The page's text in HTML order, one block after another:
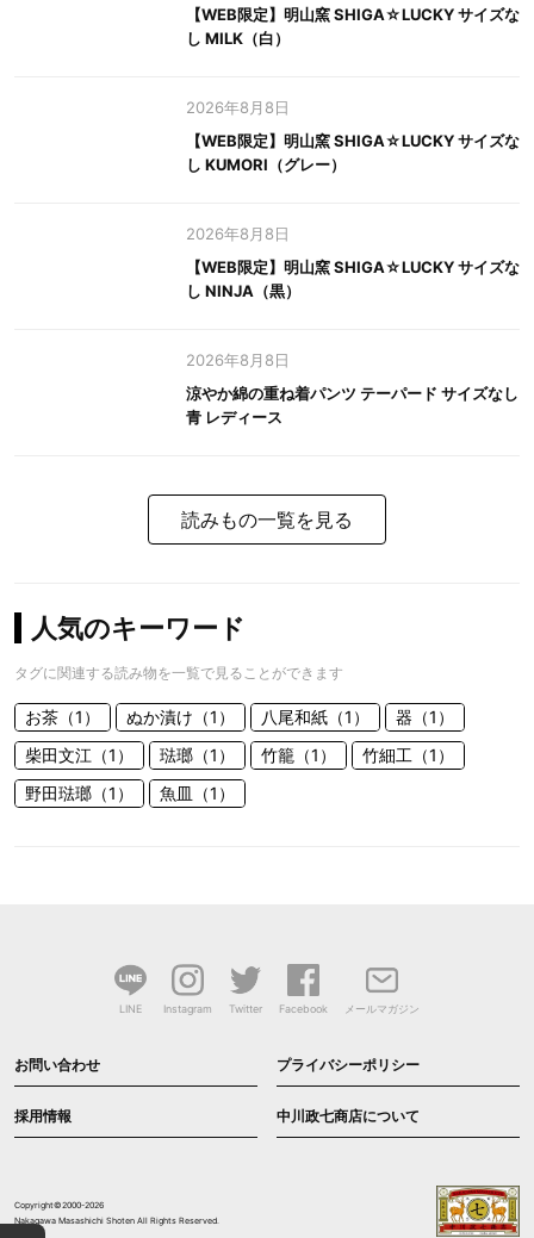
【WEB限定】明山窯 SHIGA☆LUCKY サイズな
し MILK（白）
2026年8月8日
【WEB限定】明山窯 SHIGA☆LUCKY サイズな
し KUMORI（グレー）
2026年8月8日
【WEB限定】明山窯 SHIGA☆LUCKY サイズな
し NINJA（黒）
2026年8月8日
涼やか綿の重ね着パンツ テーパード サイズなし
青 レディース
読みもの一覧を見る
人気のキーワード
タグに関連する読み物を一覧で見ることができます
お茶（1） ぬか漬け（1） 八尾和紙（1）
器（1）
柴田文江（1）
琺瑯（1） 竹籠（1）
竹細工（1）
野田琺瑯（1）
魚皿（1）
LINE Instagram Twitter Facebook メールマガジン
お問い合わせ プライバシーポリシー
採用情報 中川政七商店について
Copyright©2000-2026
Nakagawa Masashichi Shoten All Rights Reserved.